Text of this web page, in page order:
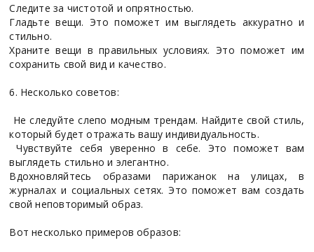
Следите за чистотой и опрятностью.
Гладьте вещи. Это поможет им выглядеть аккуратно и
стильно.
Храните вещи в правильных условиях. Это поможет им
сохранить свой вид и качество.
6. Несколько советов:
Не следуйте слепо модным трендам. Найдите свой стиль,
который будет отражать вашу индивидуальность.
Чувствуйте себя уверенно в себе. Это поможет вам
выглядеть стильно и элегантно.
Вдохновляйтесь образами парижанок на улицах, в
журналах и социальных сетях. Это поможет вам создать
свой неповторимый образ.
Вот несколько примеров образов: